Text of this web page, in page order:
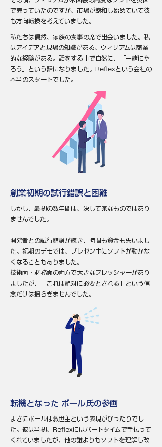
で売っていたのですが、市場が飽和し始めていて彼
も方向転換を考えていました。
私たちは偶然、家族の食事の席で出会いました。私
はアイデアと現場の知識がある、ウィリアムは商業
的な経験がある。話をする中で自然に、「一緒にや
ろう」という話になりました。Reflexという会社の
本当のスタートでした。
創業初期の試行錯誤と困難
しかし、最初の数年間は、決して楽なものではあり
ませんでした。
開発者との試行錯誤が続き、時間も資金も失いまし
た。初期のデモでは、プレゼン中にソフトが動かな
くなることもありました。
技術面・財務面の両方で大きなプレッシャーがあり
ましたが、「これは絶対に必要とされる」という信
念だけは揺らぎませんでした。
転機となった ポール氏の参画
まさにポールは救世主という表現がぴったりでし
た。彼は当初、Reflexにはパートタイムで手伝って
くれていましたが、他の誰よりもソフトを理解し改